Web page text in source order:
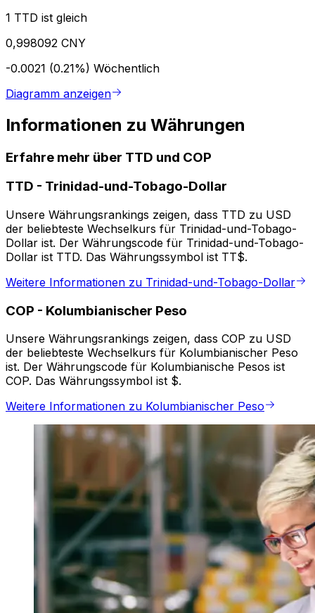
1 TTD ist gleich
0,998092 CNY
-0.0021 (0.21%) Wöchentlich
Diagramm anzeigen
Informationen zu Währungen
Erfahre mehr über TTD und COP
TTD - Trinidad-und-Tobago-Dollar
Unsere Währungsrankings zeigen, dass TTD zu USD
der beliebteste Wechselkurs für Trinidad-und-Tobago-
Dollar ist. Der Währungscode für Trinidad-und-Tobago-
Dollar ist TTD. Das Währungssymbol ist TT$.
Weitere Informationen zu Trinidad-und-Tobago-Dollar
COP - Kolumbianischer Peso
Unsere Währungsrankings zeigen, dass COP zu USD
der beliebteste Wechselkurs für Kolumbianischer Peso
ist. Der Währungscode für Kolumbianische Pesos ist
COP. Das Währungssymbol ist $.
Weitere Informationen zu Kolumbianischer Peso